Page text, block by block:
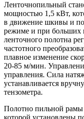
Ленточнопильный
мощностью 1,5 кВт,
в движение шкивы и
режиме и при больших
ленточного полотна
частотного
плавное изменение
20-85 м/мин.
управления. Сила
устанавливается
тензометра.
Полотно пильной